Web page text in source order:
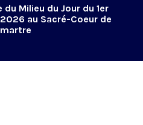
du Milieu du Jour du 1er
au Sacré-Coeur de